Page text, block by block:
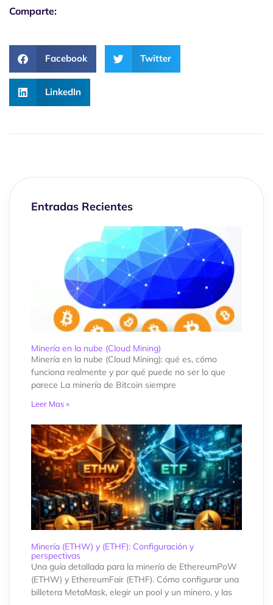
Entradas Recientes
Minería en la nube (Cloud Mining)
Minería en la nube (Cloud Mining): qué es, cómo
funciona realmente y por qué puede no ser lo que
parece La minería de Bitcoin siempre
Leer Mas »
Minería (ETHW) y (ETHF): Configuración y
perspectivas
Una guía detallada para la minería de EthereumPoW
(ETHW) y EthereumFair (ETHF). Cómo configurar una
billetera MetaMask, elegir un pool y un minero, y las
Comparte:
Facebook Twitter
LinkedIn